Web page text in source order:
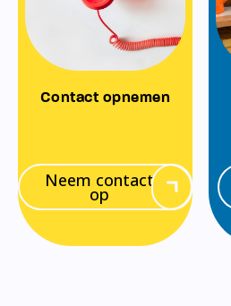
Contact opnemen
Neem contact
op